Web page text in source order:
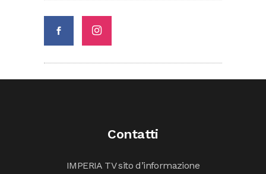
Contatti
IMPERIA TV sito d’informazione